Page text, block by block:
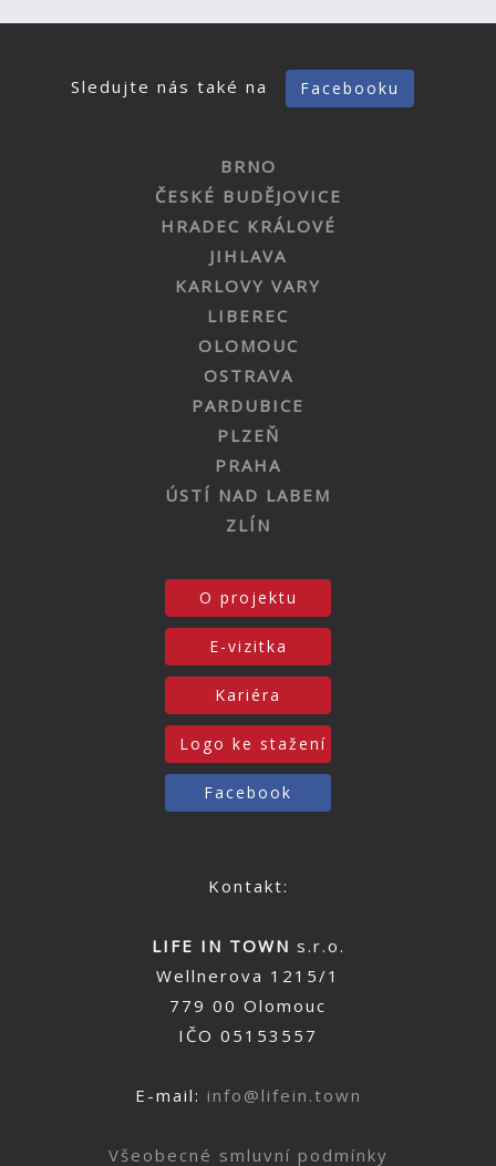
Sledujte nás také na Facebooku
BRNO
ČESKÉ BUDĚJOVICE
HRADEC KRÁLOVÉ
JIHLAVA
KARLOVY VARY
LIBEREC
OLOMOUC
OSTRAVA
PARDUBICE
PLZEŇ
PRAHA
ÚSTÍ NAD LABEM
ZLÍN
O projektu
E-vizitka
Kariéra
Logo ke stažení
Facebook
Kontakt:
LIFE IN TOWN s.r.o.
Wellnerova 1215/1
779 00 Olomouc
IČO 05153557
E-mail: info@lifein.town
Všeobecné smluvní podmínky